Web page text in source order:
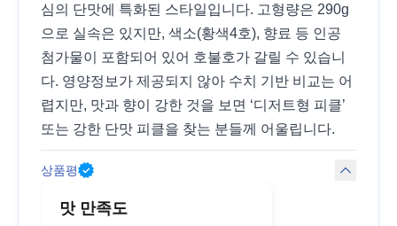
심의 단맛에 특화된 스타일입니다. 고형량은 290g
으로 실속은 있지만, 색소(황색4호), 향료 등 인공
첨가물이 포함되어 있어 호불호가 갈릴 수 있습니
다. 영양정보가 제공되지 않아 수치 기반 비교는 어
렵지만, 맛과 향이 강한 것을 보면 ‘디저트형 피클’
또는 강한 단맛 피클을 찾는 분들께 어울립니다.
상품평
맛 만족도